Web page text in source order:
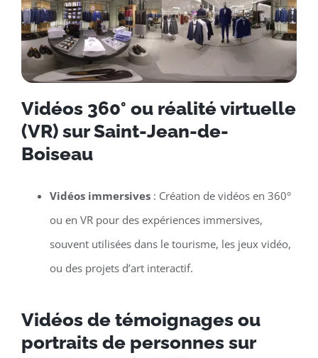
Vidéos 360° ou réalité virtuelle
(VR) sur Saint-Jean-de-
Boiseau
Vidéos immersives: Création de vidéos en 360°
ou en VR pour des expériences immersives,
souvent utilisées dans le tourisme, les jeux vidéo,
ou des projets d’art interactif.
Vidéos de témoignages ou
portraits de personnes sur